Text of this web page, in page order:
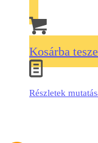
Kosárba
Részletek